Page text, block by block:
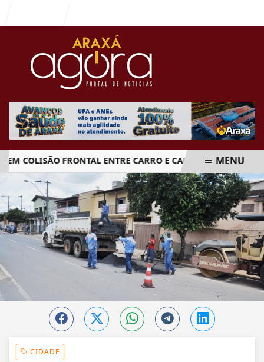
COLISÃO FRONTAL ENTRE CARRO E CAMINHÃO NA BR-262
EM ALTA
MENU
CIDADE